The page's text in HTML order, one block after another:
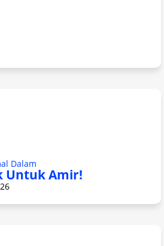
Dalam
Untuk Amir!